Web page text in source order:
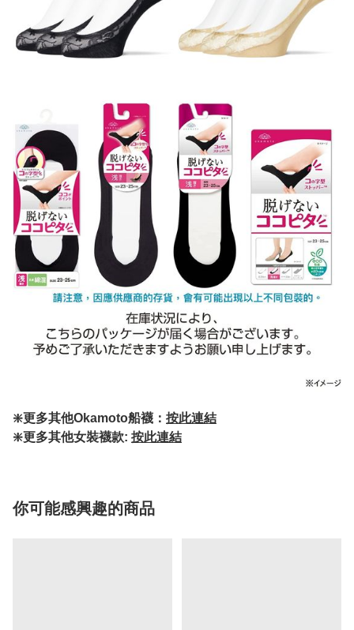
❇️更多其他Okamoto船襪： 按此連結
❇️更多其他女裝襪款: 按此連結
你可能感興趣的商品